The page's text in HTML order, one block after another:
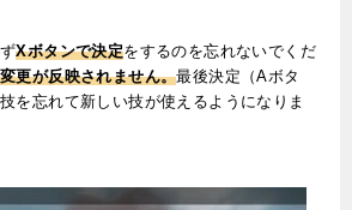
Xボタンで決定をするのを忘れないでくだ
更が反映されません。最後決定（Aボタ
を忘れて新しい技が使えるようになりま